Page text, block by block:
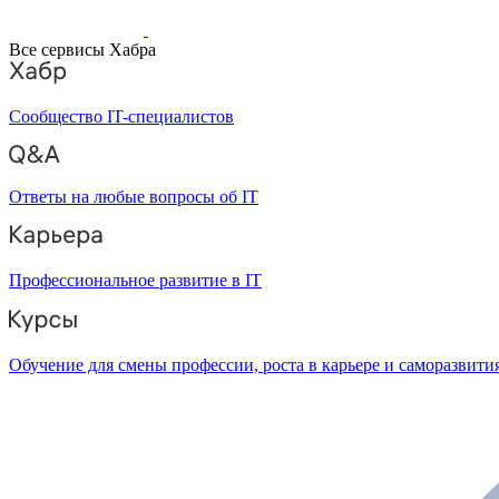
Все сервисы Хабра
Сообщество IT-специалистов
Ответы на любые вопросы об IT
Профессиональное развитие в IT
Обучение для смены профессии, роста в карьере и